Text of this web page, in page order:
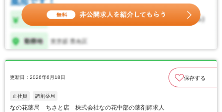
更新日：2026年6月18日 保存する
正社員 調剤薬局
なの花薬局 ちさと店 株式会社なの花中部の薬剤師求人